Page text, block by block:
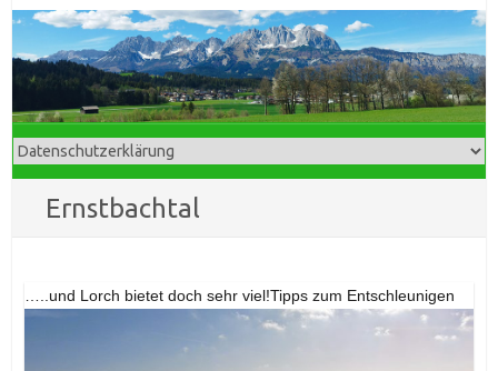
Ernstbachtal
…..und Lorch bietet doch sehr viel!Tipps zum Entschleunigen